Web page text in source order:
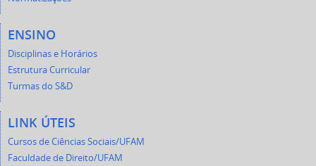
ENSINO
Disciplinas e Horários
Estrutura Curricular
Turmas do S&D
LINK ÚTEIS
Cursos de Ciências Sociais/UFAM
Faculdade de Direito/UFAM